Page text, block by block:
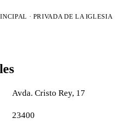
· PRIVADA DE LA IGLESIA
Avda. Cristo Rey, 17
23400